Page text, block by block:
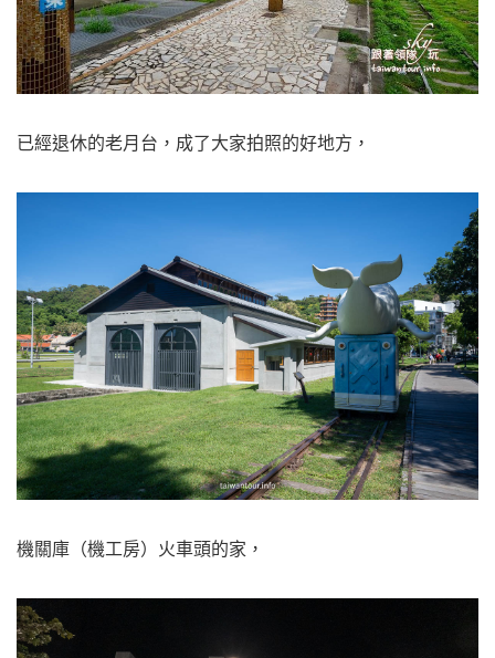
已經退休的老月台，成了大家拍照的好地方，
機關庫（機工房）火車頭的家，